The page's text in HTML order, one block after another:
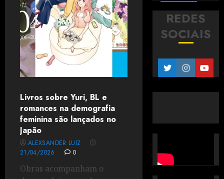
Livros sobre Yuri, BL e
romances na demografia
feminina são lançados no
Japão
ALEXSANDER LUIZ
21/04/2026
0
Obras acompanham o
REDES
SOCIAIS